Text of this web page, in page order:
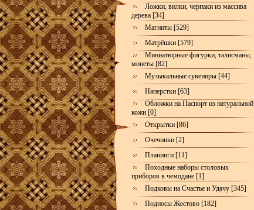
Ложки, вилки, черпаки из массива
дерева [34]
Магниты [529]
Матрёшки [579]
Миниатюрные фигурки, талисманы,
монеты [82]
Музыкальные сувениры [44]
Наперстки [63]
Обложки на Паспорт из натуральной
кожи [0]
Открытки [86]
Очечники [2]
Планинги [11]
Походные наборы столовых
приборов в чемодане [1]
Подковы на Счастье и Удачу [345]
Подносы Жостово [182]